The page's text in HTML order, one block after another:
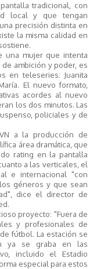
tradicional, con
local y que tengan
precisión distinta en
la misma calidad en
una mujer que intenta
ambición y poder, es
en teleseries: Juanita
El nuevo formato,
acordes al nuevo
los dos minutos. Las
policiales y de
a la producción de
área dramática, que
rating en la pantalla
a las verticales, el
e internacional "con
géneros y que sean
dice el director de
proyecto: "Fuera de
y profesionales de
fútbol. La estación se
ya se graba en las
incluido el Estadio
especial para estos